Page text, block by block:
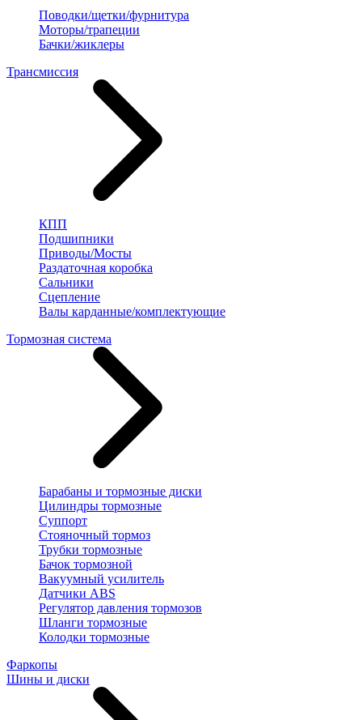
Поводки/щетки/фурнитура
Моторы/трапеции
Бачки/жиклеры
Трансмиссия
КПП
Подшипники
Приводы/Мосты
Раздаточная коробка
Сальники
Сцепление
Валы карданные/комплектующие
Тормозная система
Барабаны и тормозные диски
Цилиндры тормозные
Суппорт
Стояночный тормоз
Трубки тормозные
Бачок тормозной
Вакуумный усилитель
Датчики ABS
Регулятор давления тормозов
Шланги тормозные
Колодки тормозные
Фаркопы
Шины и диски